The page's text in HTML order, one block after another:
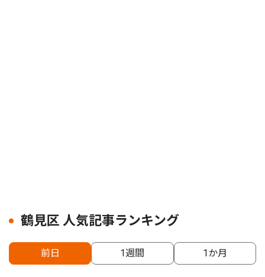
鶴見区 人気記事ランキング
前日 1週間 1か月